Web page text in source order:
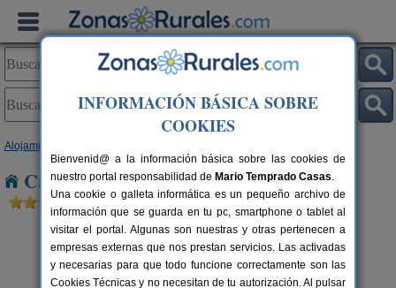
Alojamientos
Casas Rurales cerca de Ponteareas
INFORMACIÓN BÁSICA SOBRE
COOKIES
Bienvenid@ a la información básica sobre las cookies de
nuestro portal responsabilidad de Mario Temprado Casas.
Una cookie o galleta informática es un pequeño archivo de
información que se guarda en tu pc, smartphone o tablet al
visitar el portal. Algunas son nuestras y otras pertenecen a
empresas externas que nos prestan servicios. Las activadas
y necesarias para que todo funcione correctamente son las
Cookies Técnicas y no necesitan de tu autorización. Al pulsar